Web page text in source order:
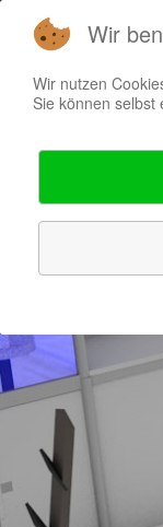
Wir
Wir nutzen
Sie können